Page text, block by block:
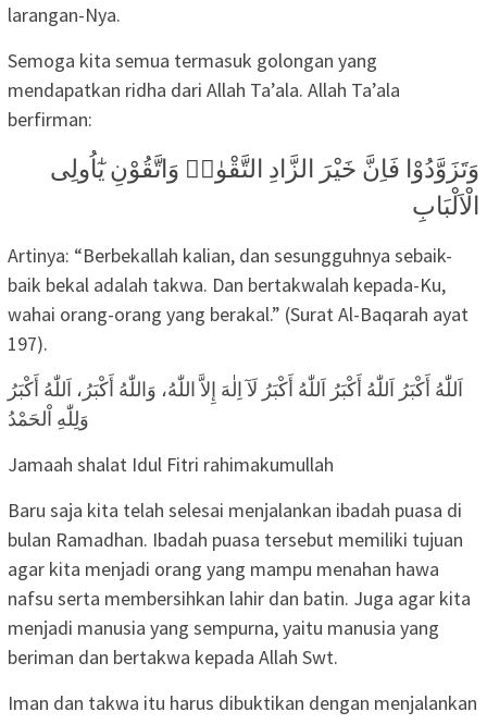
larangan-Nya.
Semoga kita semua termasuk golongan yang
mendapatkan ridha dari Allah Ta’ala. Allah Ta’ala
berfirman:
وَتَزَوَّدُوْا فَاِنَّ خَيْرَ الزَّادِ التَّقْوٰىۖ وَاتَّقُوْنِ يٰٓاُولِى
الْاَلْبَابِ
Artinya: “Berbekallah kalian, dan sesungguhnya sebaik-
baik bekal adalah takwa. Dan bertakwalah kepada-Ku,
wahai orang-orang yang berakal.” (Surat Al-Baqarah ayat
197).
اَللّٰهُ أَكْبَرُ اَللّٰهُ أَكْبَرُ اَللّٰهُ أَكْبَرُ لَآ اِلٰهَ إِلاَّ اللّٰهُ، وَاللّٰهُ أَكْبَرُ، اَللّٰهُ أَكْبَرُ
وَلِلّٰهِ اْلحَمْدُ
Jamaah shalat Idul Fitri rahimakumullah
Baru saja kita telah selesai menjalankan ibadah puasa di
bulan Ramadhan. Ibadah puasa tersebut memiliki tujuan
agar kita menjadi orang yang mampu menahan hawa
nafsu serta membersihkan lahir dan batin. Juga agar kita
menjadi manusia yang sempurna, yaitu manusia yang
beriman dan bertakwa kepada Allah Swt.
Iman dan takwa itu harus dibuktikan dengan menjalankan